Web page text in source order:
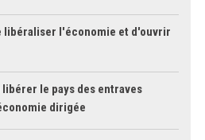
libéraliser l'économie et d'ouvrir
le pays des entraves
dirigée